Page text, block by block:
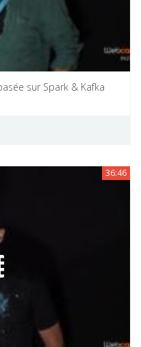
sur Spark & Kafka
36:46